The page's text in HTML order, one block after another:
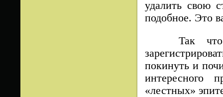
удалить свою
подобное. Это
Так что
покинуть и
интересного
«лестных»